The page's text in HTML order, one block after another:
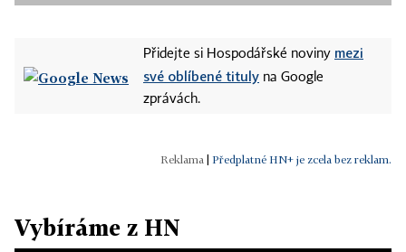
Přidejte si Hospodářské noviny mezi
své oblíbené tituly na Google
zprávách.
Předplatné HN+ je zcela bez reklam.
Vybíráme z HN